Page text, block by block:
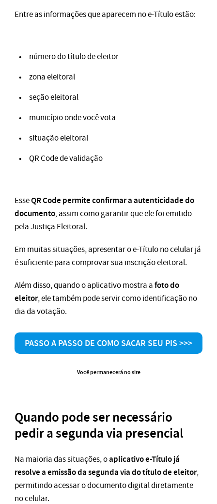
Entre as informações que aparecem no e-Título estão:
número do título de eleitor
zona eleitoral
seção eleitoral
município onde você vota
situação eleitoral
QR Code de validação
EsseQR Code permite confirmar a autenticidade do
documento, assim como garantir que ele foi emitido
pela Justiça Eleitoral.
Em muitas situações, apresentar o e-Título no celular já
é suficiente para comprovar sua inscrição eleitoral.
Além disso, quando o aplicativo mostra afoto do
eleitor, ele também pode servir como identificação no
dia da votação.
PASSO A PASSO DE COMO SACAR SEU PIS >>>
Você permanecerá no site
Quando pode ser necessário
pedir a segunda via presencial
Na maioria das situações, oaplicativo e-Título já
resolve a emissão da segunda via do título de eleitor,
permitindo acessar o documento digital diretamente
no celular.